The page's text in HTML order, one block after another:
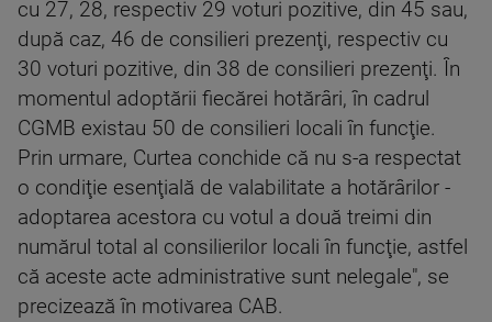
cu 27, 28, respectiv 29 voturi pozitive, din 45 sau,
după caz, 46 de consilieri prezenţi, respectiv cu
30 voturi pozitive, din 38 de consilieri prezenţi. În
momentul adoptării fiecărei hotărâri, în cadrul
CGMB existau 50 de consilieri locali în funcţie.
Prin urmare, Curtea conchide că nu s-a respectat
o condiţie esenţială de valabilitate a hotărârilor -
adoptarea acestora cu votul a două treimi din
numărul total al consilierilor locali în funcţie, astfel
că aceste acte administrative sunt nelegale", se
precizează în motivarea CAB.